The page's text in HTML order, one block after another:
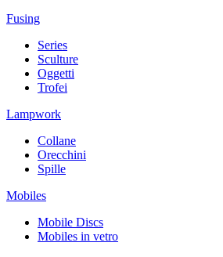
Fusing
Series
Sculture
Oggetti
Trofei
Lampwork
Collane
Orecchini
Spille
Mobiles
Mobile Discs
Mobiles in vetro